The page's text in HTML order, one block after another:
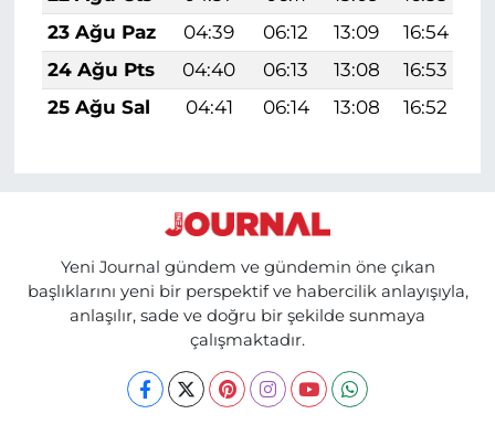
23 Ağu Paz
04:39 06:12 13:09 16:54
24 Ağu Pts
04:40 06:13 13:08 16:53
25 Ağu Sal
04:41 06:14 13:08 16:52
Yeni Journal gündem ve gündemin öne çıkan
başlıklarını yeni bir perspektif ve habercilik anlayışıyla,
anlaşılır, sade ve doğru bir şekilde sunmaya
çalışmaktadır.